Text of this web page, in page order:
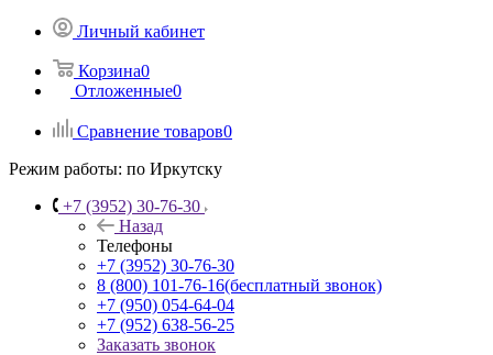
Личный кабинет
Корзина0
Отложенные0
Сравнение товаров0
Режим работы: по Иркутску
+7 (3952) 30-76-30
Назад
Телефоны
+7 (3952) 30-76-30
8 (800) 101-76-16(бесплатный звонок)
+7 (950) 054-64-04
+7 (952) 638-56-25
Заказать звонок